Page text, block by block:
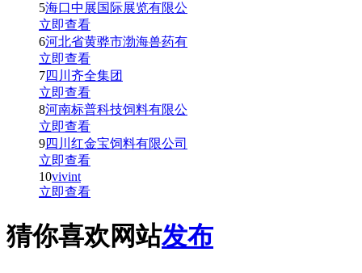
5海口中展国际展览有限公
立即查看
6河北省黄骅市渤海兽药有
立即查看
7四川齐全集团
立即查看
8河南标普科技饲料有限公
立即查看
9四川红金宝饲料有限公司
立即查看
10vivint
立即查看
猜你喜欢网站发布